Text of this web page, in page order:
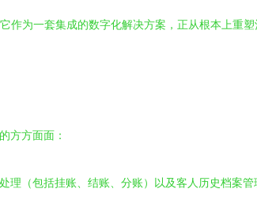
为一套集成的数字化解决方案，正从根本上重
方方面面：
理（包括挂账、结账、分账）以及客人历史档案